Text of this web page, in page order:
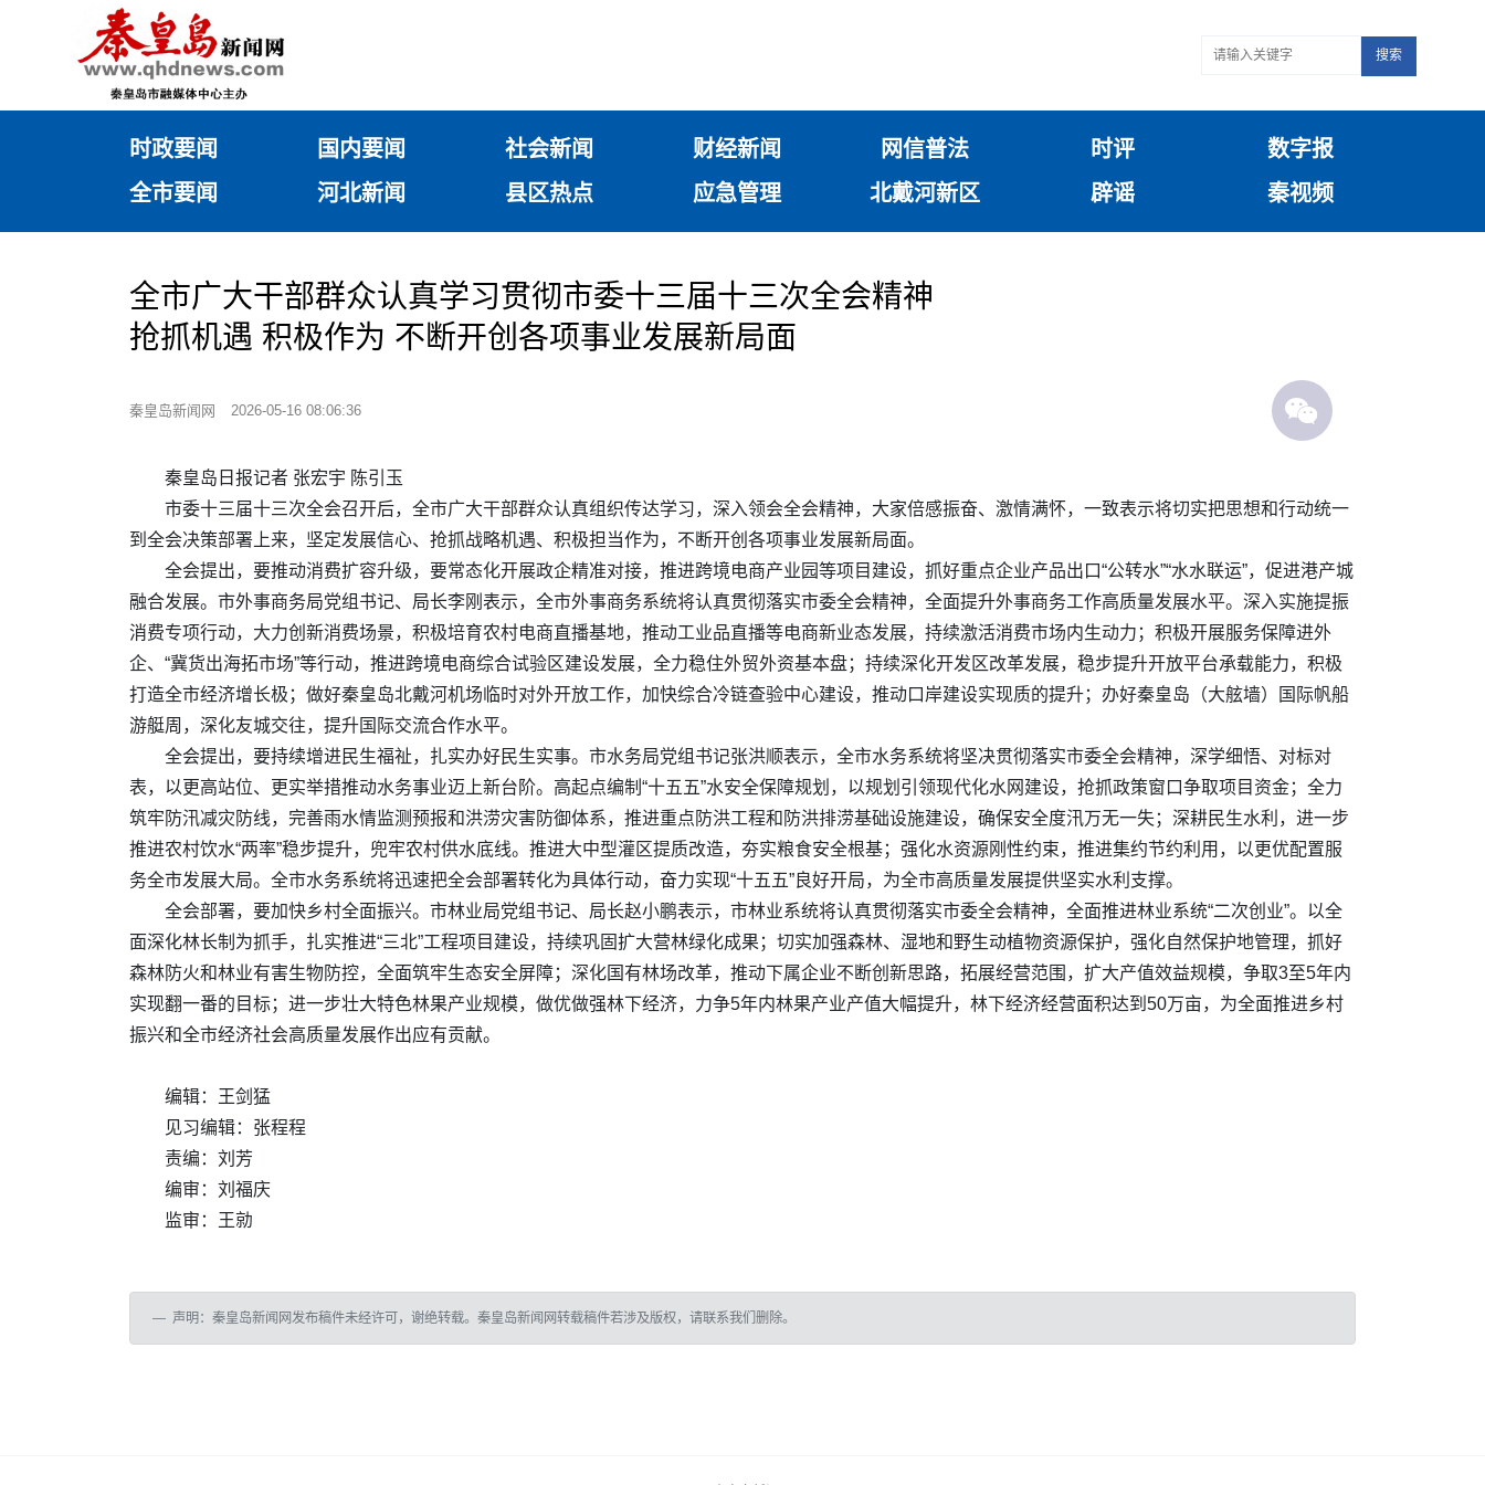
搜索
时政要闻 国内要闻 社会新闻 财经新闻 网信普法 时评
数字报
全市要闻
河北新闻 县区热点 应急管理 北戴河新区 辟谣 秦视频
全市广大干部群众认真学习贯彻市委十三届十三次全会精神
抢抓机遇 积极作为 不断开创各项事业发展新局面
秦皇岛新闻网 2026-05-16 08:06:36
秦皇岛日报记者 张宏宇 陈引玉
市委十三届十三次全会召开后，全市广大干部群众认真组织传达学习，深入领会全会精神，大家倍感振奋、激情满怀，一致表示将切实把思想和行动统一
到全会决策部署上来，坚定发展信心、抢抓战略机遇、积极担当作为，不断开创各项事业发展新局面。
全会提出，要推动消费扩容升级，要常态化开展政企精准对接，推进跨境电商产业园等项目建设，抓好重点企业产品出口“公转水”“水水联运”，促进港产城
融合发展。市外事商务局党组书记、局长李刚表示，全市外事商务系统将认真贯彻落实市委全会精神，全面提升外事商务工作高质量发展水平。深入实施提振
消费专项行动，大力创新消费场景，积极培育农村电商直播基地，推动工业品直播等电商新业态发展，持续激活消费市场内生动力；积极开展服务保障进外
企、“冀货出海拓市场”等行动，推进跨境电商综合试验区建设发展，全力稳住外贸外资基本盘；持续深化开发区改革发展，稳步提升开放平台承载能力，积极
打造全市经济增长极；做好秦皇岛北戴河机场临时对外开放工作，加快综合冷链查验中心建设，推动口岸建设实现质的提升；办好秦皇岛（大舷墙）国际帆船
游艇周，深化友城交往，提升国际交流合作水平。
全会提出，要持续增进民生福祉，扎实办好民生实事。市水务局党组书记张洪顺表示，全市水务系统将坚决贯彻落实市委全会精神，深学细悟、对标对
表，以更高站位、更实举措推动水务事业迈上新台阶。高起点编制“十五五”水安全保障规划，以规划引领现代化水网建设，抢抓政策窗口争取项目资金；全力
筑牢防汛减灾防线，完善雨水情监测预报和洪涝灾害防御体系，推进重点防洪工程和防洪排涝基础设施建设，确保安全度汛万无一失；深耕民生水利，进一步
推进农村饮水“两率”稳步提升，兜牢农村供水底线。推进大中型灌区提质改造，夯实粮食安全根基；强化水资源刚性约束，推进集约节约利用，以更优配置服
务全市发展大局。全市水务系统将迅速把全会部署转化为具体行动，奋力实现“十五五”良好开局，为全市高质量发展提供坚实水利支撑。
全会部署，要加快乡村全面振兴。市林业局党组书记、局长赵小鹏表示，市林业系统将认真贯彻落实市委全会精神，全面推进林业系统“二次创业”。以全
面深化林长制为抓手，扎实推进“三北”工程项目建设，持续巩固扩大营林绿化成果；切实加强森林、湿地和野生动植物资源保护，强化自然保护地管理，抓好
森林防火和林业有害生物防控，全面筑牢生态安全屏障；深化国有林场改革，推动下属企业不断创新思路，拓展经营范围，扩大产值效益规模，争取3至5年内
实现翻一番的目标；进一步壮大特色林果产业规模，做优做强林下经济，力争5年内林果产业产值大幅提升，林下经济经营面积达到50万亩，为全面推进乡村
振兴和全市经济社会高质量发展作出应有贡献。
编辑：王剑猛
见习编辑：张程程
责编：刘芳
编审：刘福庆
监审：王勍
声明：秦皇岛新闻网发布稿件未经许可，谢绝转载。秦皇岛新闻网转载稿件若涉及版权，请联系我们删除。